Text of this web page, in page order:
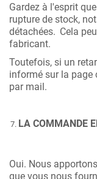
Gardez à l'esprit
rupture de stock,
détachées. Cela
fabricant.
Toutefois, si un
informé sur la page
par mail.
LA COMMANDE
Oui. Nous
que vous nous